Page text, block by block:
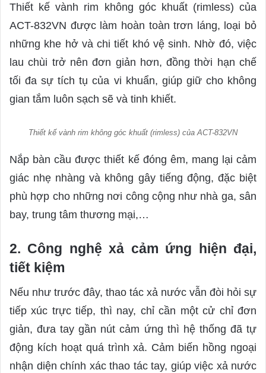
Thiết kế vành rim không góc khuất (rimless) của
ACT-832VN được làm hoàn toàn trơn láng, loại bỏ
những khe hở và chi tiết khó vệ sinh. Nhờ đó, việc
lau chùi trở nên đơn giản hơn, đồng thời hạn chế
tối đa sự tích tụ của vi khuẩn, giúp giữ cho không
gian tắm luôn sạch sẽ và tinh khiết.
Thiết kế vành rim không góc khuất (rimless) của ACT-832VN
Nắp bàn cầu được thiết kế đóng êm, mang lại cảm
giác nhẹ nhàng và không gây tiếng động, đặc biệt
phù hợp cho những nơi công cộng như nhà ga, sân
bay, trung tâm thương mại,…
2. Công nghệ xả cảm ứng hiện đại,
tiết kiệm
Nếu như trước đây, thao tác xả nước vẫn đòi hỏi sự
tiếp xúc trực tiếp, thì nay, chỉ cần một cử chỉ đơn
giản, đưa tay gần nút cảm ứng thì hệ thống đã tự
động kích hoạt quá trình xả. Cảm biến hồng ngoại
nhận diện chính xác thao tác tay, giúp việc xả nước